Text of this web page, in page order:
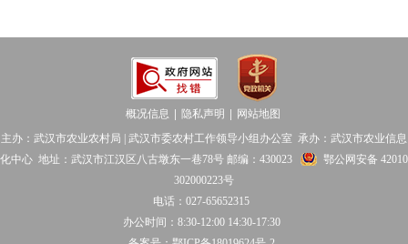
概况信息 隐私声明
网站地图
主办：武汉市农业农村局 | 武汉市委农村工作领导小组办公室 承办：武汉市农业信息
化中心 地址：武汉市江汉区八古墩东一巷78号 邮编：430023
鄂公网安备 42010
302000223号
电话：027-65652315
办公时间：8:30-12:00 14:30-17:30